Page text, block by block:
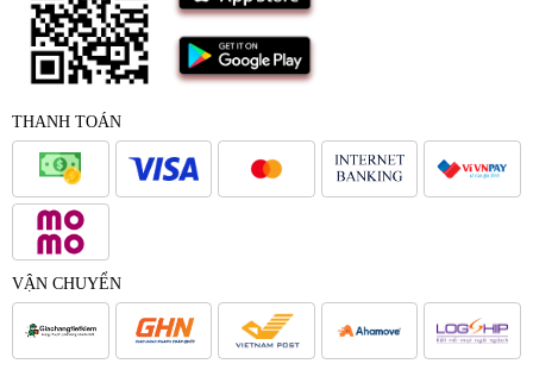
THANH TOÁN
VẬN CHUYỂN